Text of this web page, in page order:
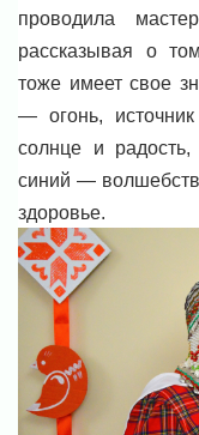
проводила
рассказывая о
тоже имеет свое
— огонь,
солнце и
синий —
здоровье.